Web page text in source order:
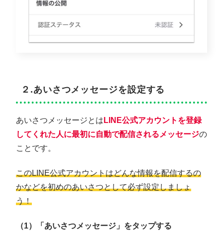
２.あいさつメッセージを設定する
あいさつメッセージとは LINE公式アカウントを登録
してくれた人に最初に自動で配信されるメッセージの
ことです。
このLINE公式アカウントはどんな情報を配信するの
かなどを初めのあいさつとして必ず設定しましょ
う！
（1）「あいさつメッセージ」をタップする